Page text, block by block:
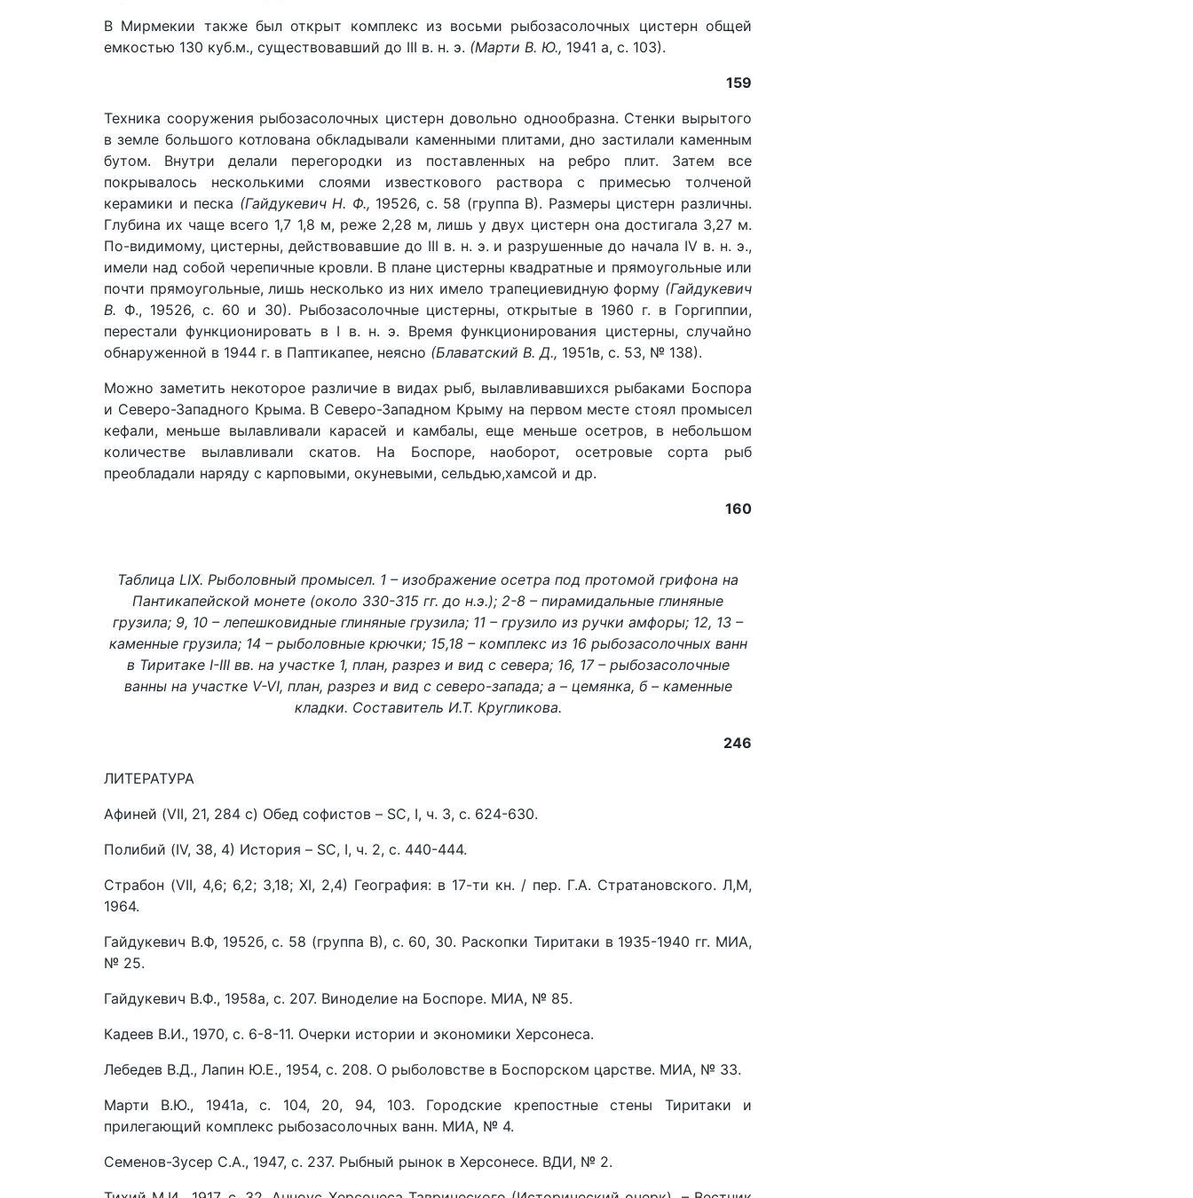
В Мирмекии также был открыт комплекс из восьми рыбозасолочных цистерн общей
емкостью 130 куб.м., существовавший до III в. н. э. (Марти В. Ю., 1941 а, с. 103).
159
Техника сооружения рыбозасолочных цистерн до­вольно однообразна. Стенки вырытого
в земле большого котлована обкладывали каменными плитами, дно застилали каменным
бутом. Внутри делали перегородки из поставленных на ребро плит. Затем все
покрывалось несколькими слоями известкового раствора с примесью толченой
керамики и песка (Гайдукевич Н. Ф., 19526, с. 58 (группа В). Размеры цистерн различны.
Глубина их чаще всего 1,7 1,8 м, реже 2,28 м, лишь у двух цистерн она достигала 3,27 м.
По-видимому, цистерны, действовавшие до III в. н. э. и разрушенные до начала IV в. н. э.,
имели над собой черепичные кровли. В плане цистерны квадратные и прямоугольные или
почти прямоугольные, лишь несколько из них имело трапециевидную форму (Гайдукевич
В. Ф., 19526, с. 60 и 30). Рыбозасолочные цистерны, открытые в 1960 г. в Горгиппии,
перестали функционировать в I в. н. э. Время функционирования цистерны, случайно
обнаруженной в 1944 г. в Паптикапее, неясно (Блаватский В. Д., 1951в, с. 53, № 138).
Можно заметить некоторое различие в видах рыб, вылавливавшихся рыбаками Боспора
и Северо-Западного Крыма. В Северо-Западном Крыму на первом месте стоял промысел
кефали, меньше вылавливали кapaceй и камбалы, еще меньше осетров, в небольшом
количестве вылавливали скатов. На Боспоре, наоборот, осетровые сорта рыб
преобладали наряду с карповыми, окуневыми, сельдью,хамсой и др.
160
Таблица LIX. Рыболовный промысел. 1 – изображение осетра под протомой грифона на
Пантикапейской монете (около 330-315 гг. до н.э.); 2-8 – пирамидальные глиняные
грузила; 9, 10 – лепешковидные глиняные грузила; 11 – грузило из ручки амфоры; 12, 13 –
каменные грузила; 14 – рыболовные крючки; 15,18 – комплекс из 16 рыбозасолочных ванн
в Тиритаке I-III вв. на участке 1, план, разрез и вид с севера; 16, 17 – рыбозасолочные
ванны на участке V-VI, план, разрез и вид с северо-запада; а – цемянка, б – каменные
кладки. Составитель И.Т. Кругликова.
246
ЛИТЕРАТУРА
Афиней (VII, 21, 284 с) Обед софистов – SC, I, ч. 3, с. 624-630.
Полибий (IV, 38, 4) История – SC, I, ч. 2, с. 440-444.
Страбон (VII, 4,6; 6,2; 3,18; XI, 2,4) География: в 17-ти кн. / пер. Г.А. Стратановского. Л,М,
1964.
Гайдукевич В.Ф, 1952б, с. 58 (группа В), с. 60, 30. Раскопки Тиритаки в 1935-1940 гг. МИА,
№ 25.
Гайдукевич В.Ф., 1958а, с. 207. Виноделие на Боспоре. МИА, № 85.
Кадеев В.И., 1970, с. 6-8-11. Очерки истории и экономики Херсонеса.
Лебедев В.Д., Лапин Ю.Е., 1954, с. 208. О рыболовстве в Боспорском царстве. МИА, № 33.
Марти В.Ю., 1941а, с. 104, 20, 94, 103. Городские крепостные стены Тиритаки и
прилегающий комплекс рыбозасолочных ванн. МИА, № 4.
Семенов-Зусер С.А., 1947, с. 237. Рыбный рынок в Херсонесе. ВДИ, № 2.